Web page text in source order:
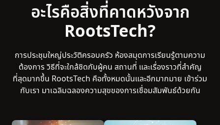
อะไรคือสิ่งที่คาดหวังจาก
RootsTech?
การประชุมใหญ่ประวัติครอบครัว ห้องสมุดการเรียนรู้ตามความ
ต้องการ วิธีที่จะใกล้ชิดกับผู้คน สถานที่ และเรื่องราวที่สำคัญ
ที่สุดมากขึ้น RootsTech คือทั้งหมดนั้นและอีกมากมาย เข้าร่วม
กับเรา มาเฉลิมฉลองความสุขของการเชื่อมสัมพันธ์ด้วยกัน